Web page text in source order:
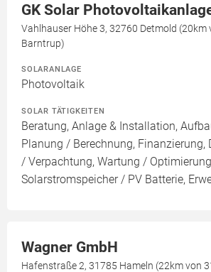
GK Solar
Vahlhauser Höhe 3, 32760 Detmold (20km
Barntrup)
SOLARANLAGE
Photovoltaik
SOLAR TÄTIGKEITEN
Beratung, Anlage & Installation,
Planung / Berechnung, Finanzierung,
/ Verpachtung, Wartung /
Solarstromspeicher / PV Batterie,
Wagner GmbH
Hafenstraße 2, 31785 Hameln (22km von